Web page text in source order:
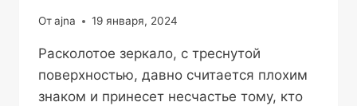
Отajna 19 января, 2024
Расколотое зеркало, с треснутой
поверхностью, давно считается плохим
знаком и принесет несчастье тому, кто